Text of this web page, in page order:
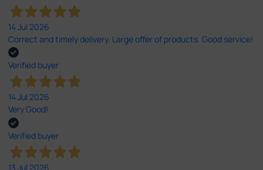
14 Jul 2026
Correct and timely delivery. Large offer of products. Good service!
Verified buyer
14 Jul 2026
Very Good!
Verified buyer
13 Jul 2026